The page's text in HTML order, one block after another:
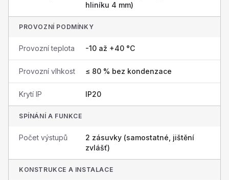
hliníku 4 mm)
PROVOZNÍ PODMÍNKY
Provozní teplota -10 až +40 °C
Provozní vlhkost ≤ 80 % bez kondenzace
Krytí IP IP20
SPÍNÁNÍ A FUNKCE
Počet výstupů
2 zásuvky (samostatné, jištění
zvlášť)
KONSTRUKCE A INSTALACE